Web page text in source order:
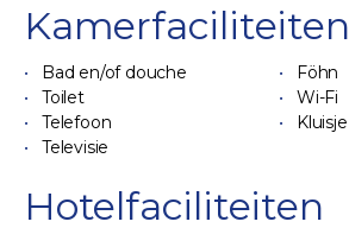
Kamerfaciliteiten
Bad en/of douche
Föhn
Toilet
Wi-Fi
Telefoon
Kluisje
Televisie
Hotelfaciliteiten